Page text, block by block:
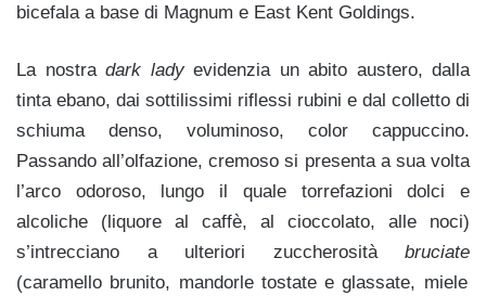
bicefala a base di Magnum e East Kent Goldings.
La nostra dark ladyevidenzia un abito austero, dalla
tinta ebano, dai sottilissimi riflessi rubini e dal colletto di
schiuma denso, voluminoso, color cappuccino.
Passando all’olfazione, cremoso si presenta a sua volta
l’arco odoroso, lungo il quale torrefazioni dolci e
alcoliche (liquore al caffè, al cioccolato, alle noci)
s’intrecciano a ulteriori zuccherosità bruciate
(caramello brunito, mandorle tostate e glassate, miele